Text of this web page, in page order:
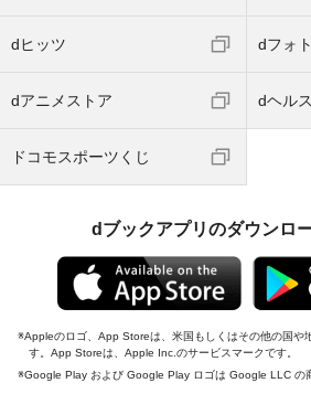
dヒッツ dフォト
dアニメストア dヘル
ドコモスポーツくじ
dブックアプリのダウンロ
Appleのロゴ、App Storeは、米国もしくはその他の国や
す。App Storeは、Apple Inc.のサービスマークです。
Google Play および Google Play ロゴは Google LLC の